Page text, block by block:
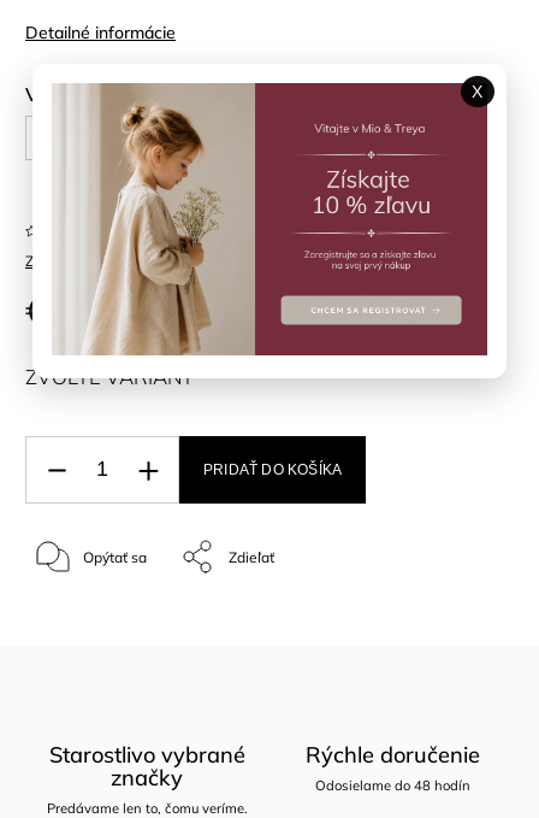
Detailné informácie
Veľkosť
62 cm 74 cm
Značka: Fixoni
Neohodnotené
€21,50
ZVOĽTE VARIANT
PRIDAŤ DO KOŠÍKA
Opýtať sa Zdieľať
Starostlivo vybrané
značky
Predávame len to, čomu veríme.
Rýchle doručenie
Odosielame do 48 hodín
X